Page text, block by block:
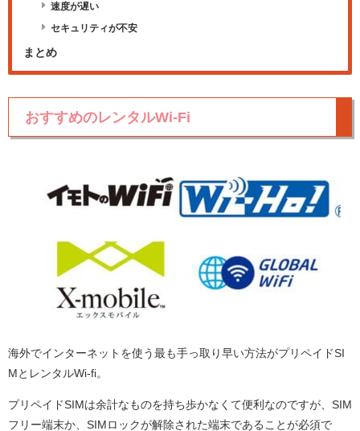
速度が遅い
セキュリティが不安
まとめ
おすすめのレンタルWi-Fi
海外でインターネットを使う最も手っ取り早い方法がプリペイドSI
MとレンタルWi-fi。
プリペイドSIMは余計なものを持ち歩かなくて便利なのですが、SIM
フリー端末か、SIMロックが解除された端末であることが必須で